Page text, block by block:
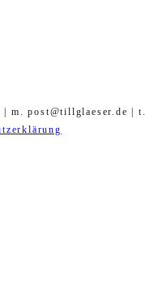
m. post@tillglaeser.de | t.